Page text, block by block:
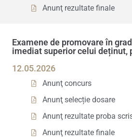
Anunţ rezultate finale
Examene de promovare în
imediat superior celui deținut,
12.05.2026
Anunţ concurs
Anunţ selecție dosare
Anunţ rezultate proba
Anunţ rezultate finale